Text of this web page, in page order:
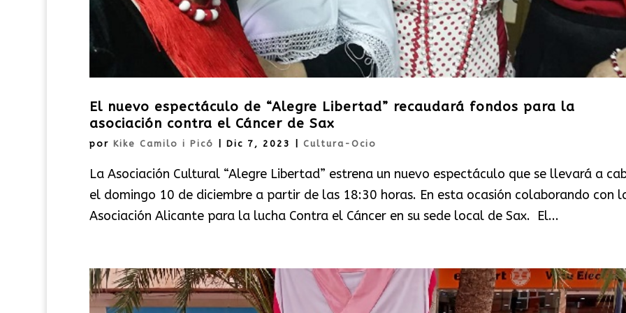
El nuevo espectáculo de “Alegre Libertad” recaudará fondos para la
asociación contra el Cáncer de Sax
por Kike Camilo i Picó Dic 7, 2023 Cultura-Ocio
La Asociación Cultural “Alegre Libertad” estrena un nuevo espectáculo que se llevará a
el domingo 10 de diciembre a partir de las 18:30 horas. En esta ocasión colaborando con
Asociación Alicante para la lucha Contra el Cáncer en su sede local de Sax. El...